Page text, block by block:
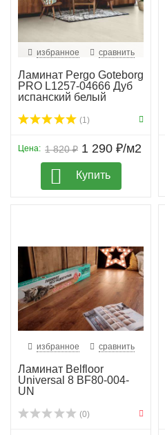
избранное сравнить
Ламинат Pergo Goteborg
PRO L1257-04666 Дуб
испанский белый
(1)
1 820 ₽
Цена: 1 290 ₽/м2
Купить
избранное сравнить
Ламинат Belfloor
Universal 8 BF80-004-
UN
(0)